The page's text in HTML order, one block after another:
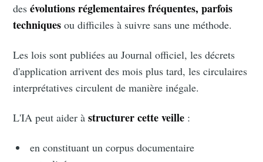
des évolutions réglementaires fréquentes, parfois
techniques ou difficiles à suivre sans une méthode.
Les lois sont publiées au Journal officiel, les décrets
d'application arrivent des mois plus tard, les circulaires
interprétatives circulent de manière inégale.
L'IA peut aider àstructurer cette veille :
en constituant un corpus documentaire
Subscribe